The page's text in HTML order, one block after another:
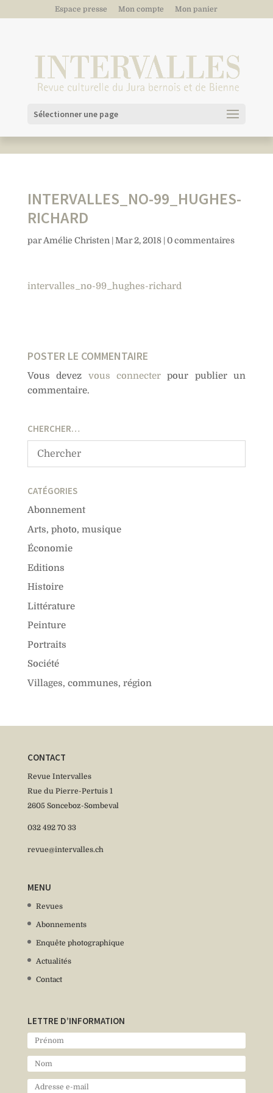
Espace presse Mon compte Mon panier
Sélectionner une page
INTERVALLES_NO-99_HUGHES-
RICHARD
parAmélie Christen | Mar 2, 2018| 0 commentaires
intervalles_no-99_hughes-richard
POSTER LE COMMENTAIRE
Vous devez vous connecter pour publier un
commentaire.
CHERCHER…
CATÉGORIES
Abonnement
Arts, photo, musique
Économie
Editions
Histoire
Littérature
Peinture
Portraits
Société
Villages, communes, région
CONTACT
Revue Intervalles
Rue du Pierre-Pertuis 1
2605 Sonceboz-Sombeval
032 492 70 33
revue@intervalles.ch
MENU
Revues
Abonnements
Enquête photographique
Actualités
Contact
LETTRE D’INFORMATION